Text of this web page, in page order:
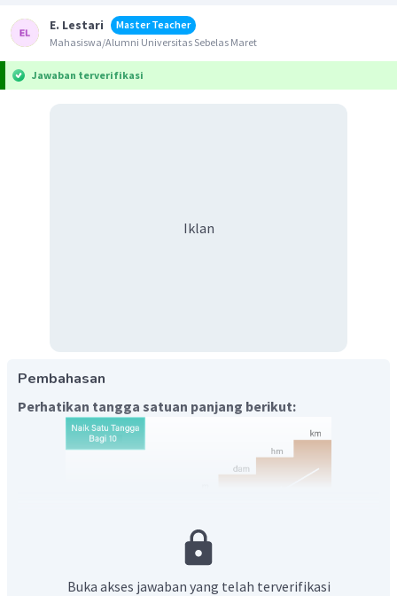
E. Lestari
Master Teacher
Mahasiswa/Alumni Universitas Sebelas Maret
Jawaban terverifikasi
Iklan
Pembahasan
Perhatikan tangga satuan panjang berikut:
Buka akses jawaban yang telah terverifikasi